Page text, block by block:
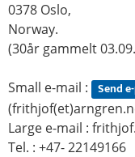
0378 Oslo,
Norway.
(30år gammelt
Small e-mail : Send
Large e-mail :
Tel. : +47- 22149166